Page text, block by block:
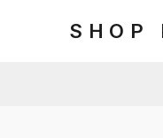
SHOP